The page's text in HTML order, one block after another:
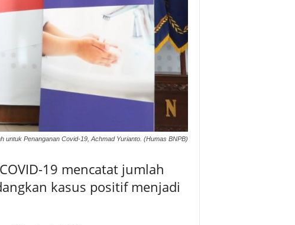
untuk Penanganan Covid-19, Achmad Yurianto. (Humas BNPB)
19 mencatat jumlah
kasus positif menjadi